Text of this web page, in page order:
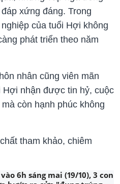
xứng đáng. Trong
của tuổi Hợi không
phát triển theo năm
nhân cũng viên mãn
Hợi nhận được tin hỷ, cuộc
còn hạnh phúc không
tham khảo, chiêm
6h sáng mai (19/10), 3 con